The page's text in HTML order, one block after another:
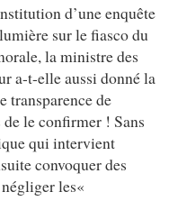
d’une enquête
sur le fiasco du
la ministre des
a-t-elle aussi donné la
transparence de
le confirmer ! Sans
qui intervient
convoquer des
les«